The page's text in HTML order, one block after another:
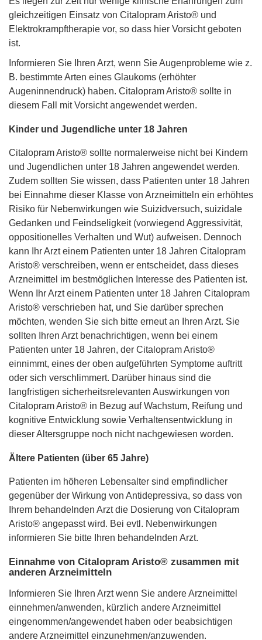
gleichzeitigen Einsatz von Citalopram Aristo® und
Elektrokrampftherapie vor, so dass hier Vorsicht geboten
ist.
Informieren Sie Ihren Arzt, wenn Sie Augenprobleme wie z.
B. bestimmte Arten eines Glaukoms (erhöhter
Augeninnendruck) haben. Citalopram Aristo® sollte in
diesem Fall mit Vorsicht angewendet werden.
Kinder und Jugendliche unter 18 Jahren
Citalopram Aristo® sollte normalerweise nicht bei Kindern
und Jugendlichen unter 18 Jahren angewendet werden.
Zudem sollten Sie wissen, dass Patienten unter 18 Jahren
bei Einnahme dieser Klasse von Arzneimitteln ein erhöhtes
Risiko für Nebenwirkungen wie Suizidversuch, suizidale
Gedanken und Feindseligkeit (vorwiegend Aggressivität,
oppositionelles Verhalten und Wut) aufweisen. Dennoch
kann Ihr Arzt einem Patienten unter 18 Jahren Citalopram
Aristo® verschreiben, wenn er entscheidet, dass dieses
Arzneimittel im bestmöglichen Interesse des Patienten ist.
Wenn Ihr Arzt einem Patienten unter 18 Jahren Citalopram
Aristo® verschrieben hat, und Sie darüber sprechen
möchten, wenden Sie sich bitte erneut an Ihren Arzt. Sie
sollten Ihren Arzt benachrichtigen, wenn bei einem
Patienten unter 18 Jahren, der Citalopram Aristo®
einnimmt, eines der oben aufgeführten Symptome auftritt
oder sich verschlimmert. Darüber hinaus sind die
langfristigen sicherheitsrelevanten Auswirkungen von
Citalopram Aristo® in Bezug auf Wachstum, Reifung und
kognitive Entwicklung sowie Verhaltensentwicklung in
dieser Altersgruppe noch nicht nachgewiesen worden.
Ältere Patienten (über 65 Jahre)
Patienten im höheren Lebensalter sind empfindlicher
gegenüber der Wirkung von Antidepressiva, so dass von
Ihrem behandelnden Arzt die Dosierung von Citalopram
Aristo® angepasst wird. Bei evtl. Nebenwirkungen
informieren Sie bitte Ihren behandelnden Arzt.
Einnahme von Citalopram Aristo® zusammen mit
anderen Arzneimitteln
Informieren Sie Ihren Arzt wenn Sie andere Arzneimittel
einnehmen/anwenden, kürzlich andere Arzneimittel
eingenommen/angewendet haben oder beabsichtigen
andere Arzneimittel einzunehmen/anzuwenden.